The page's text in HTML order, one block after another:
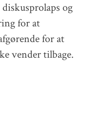
og
for at
for at
vender tilbage.